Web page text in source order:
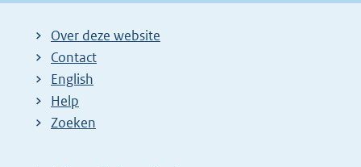
Over deze website
Contact
English
Help
Zoeken